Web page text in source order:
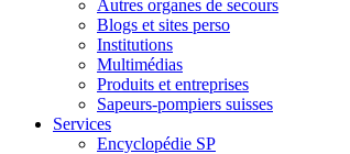
Autres organes de secours
Blogs et sites perso
Institutions
Multimédias
Produits et entreprises
Sapeurs-pompiers suisses
Services
Encyclopédie SP